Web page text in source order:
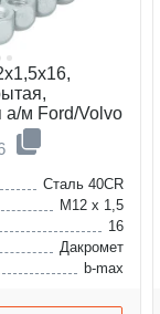
а/м Ford/Volvo
Сталь 40CR
M12 x 1,5
16
Дакромет
b-max